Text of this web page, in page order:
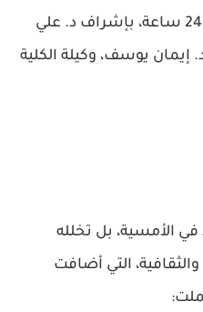
تحضيرات استمرت لأكثر من 24 ساعة، بإشراف د. علي
إيمان يوسف، وكيلة الكلية
في الأمسية، بل تخلله
التي أضافت